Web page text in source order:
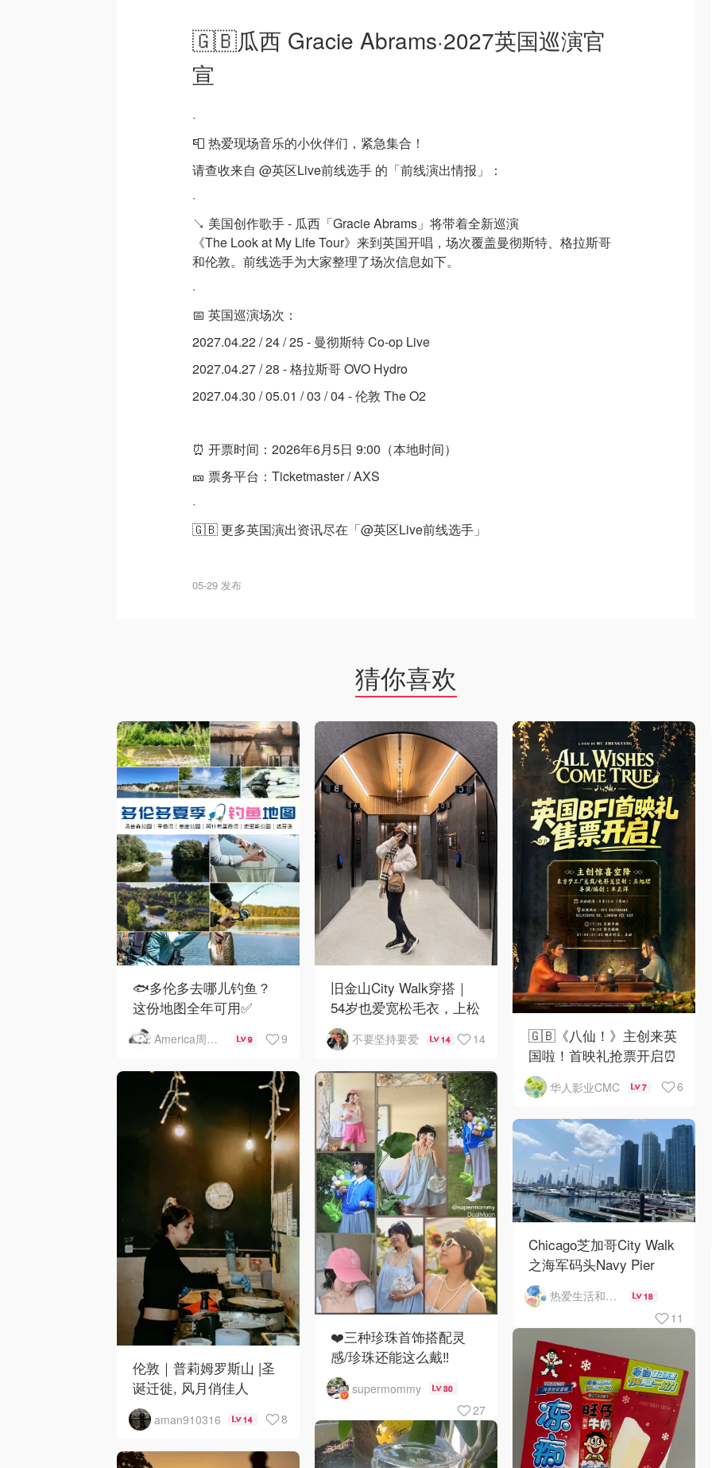
🇬🇧瓜西 Gracie Abrams·2027英国巡演官
宣
·
📮 热爱现场音乐的小伙伴们，紧急集合！
请查收来自 @英区Live前线选手 的「前线演出情报」：
·
↘️ 美国创作歌手 - 瓜西「Gracie Abrams」将带着全新巡演
《The Look at My Life Tour》来到英国开唱，场次覆盖曼彻斯特、格拉斯哥
和伦敦。前线选手为大家整理了场次信息如下。
·
📅 英国巡演场次：
2027.04.22 / 24 / 25 - 曼彻斯特 Co-op Live
2027.04.27 / 28 - 格拉斯哥 OVO Hydro
2027.04.30 / 05.01 / 03 / 04 - 伦敦 The O2
⏰ 开票时间：2026年6月5日 9:00（本地时间）
🎫 票务平台：Ticketmaster / AXS
·
🇬🇧 更多英国演出资讯尽在「@英区Live前线选手」
05-29 发布
猜你喜欢
🐟多伦多去哪儿钓鱼？
这份地图全年可用✅
America周末快讯 9 9
旧金山City Walk穿搭｜
54岁也爱宽松毛衣，上松
下紧真的很救比例
不要坚持要爱 14 14
🇬🇧《八仙！》主创来英
国啦！首映礼抢票开启⏰
华人影业CMC 7 6
伦敦｜普莉姆罗斯山 |圣
诞迁徙, 风月俏佳人
aman910316 14 8
❤️三种珍珠首饰搭配灵
感/珍珠还能这么戴‼️
supermommy 30
27
Chicago芝加哥City Walk
之海军码头Navy Pier
热爱生活和自由的轻舞飞扬 18
11